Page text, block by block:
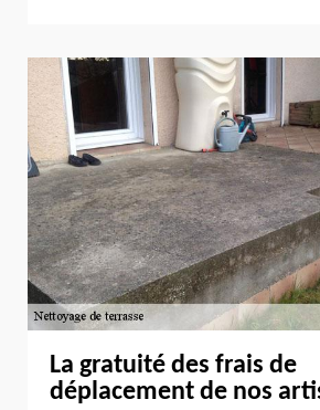
La gratuité des frais de
déplacement de nos